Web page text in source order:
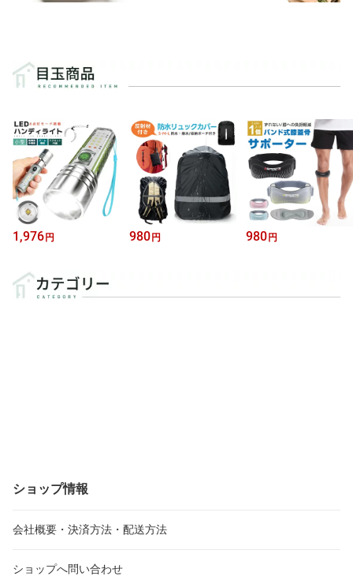
1,976 円 980 円 980 円
ショップ情報
会社概要・決済方法・配送方法
ショップへ問い合わせ